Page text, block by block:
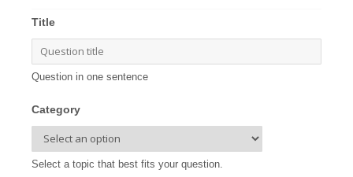
Title
Question in one sentence
Category
Select a topic that best fits your question.